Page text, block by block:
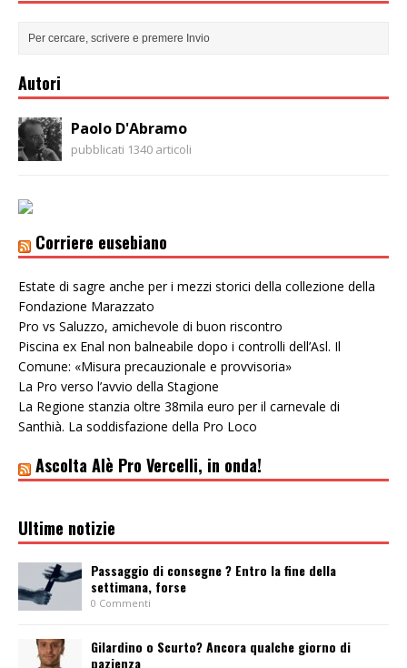
Autori
Paolo D'Abramo
pubblicati 1340 articoli
Corriere eusebiano
Estate di sagre anche per i mezzi storici della collezione della
Fondazione Marazzato
Pro vs Saluzzo, amichevole di buon riscontro
Piscina ex Enal non balneabile dopo i controlli dell’Asl. Il
Comune: «Misura precauzionale e provvisoria»
La Pro verso l’avvio della Stagione
La Regione stanzia oltre 38mila euro per il carnevale di
Santhià. La soddisfazione della Pro Loco
Ascolta Alè Pro Vercelli, in onda!
Ultime notizie
Passaggio di consegne ? Entro la fine della
settimana, forse
0 Commenti
Gilardino o Scurto? Ancora qualche giorno di
pazienza